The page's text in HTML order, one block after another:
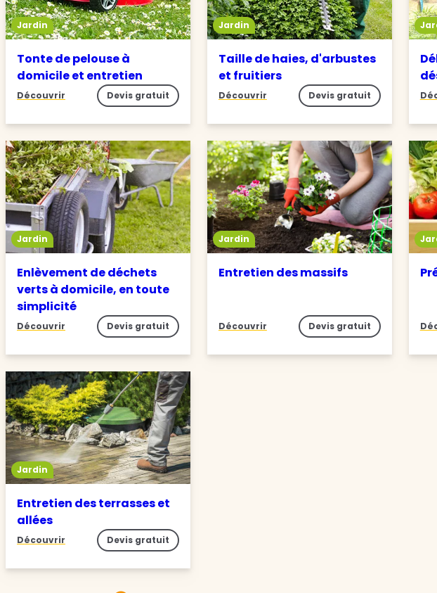
Jardin
Tonte de pelouse à
domicile et entretien
Découvrir Devis gratuit
Jardin
Taille de haies, d'arbustes
et fruitiers
Découvrir Devis gratuit
Jardin
Enlèvement de déchets
verts à domicile, en toute
simplicité
Découvrir Devis gratuit
Jardin
Entretien des massifs
Découvrir Devis gratuit
Jardin
Entretien des terrasses et
allées
Découvrir Devis gratuit